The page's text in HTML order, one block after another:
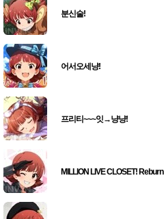
분신술!
어서오세냥!
프리티~~~잇→냥냥!
MILLION LIVE CLOSET! Reburn